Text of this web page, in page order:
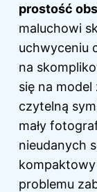
prostość
maluchowi
uchwyceniu
na
się na
czytelną
mały
nieudanych
problemu